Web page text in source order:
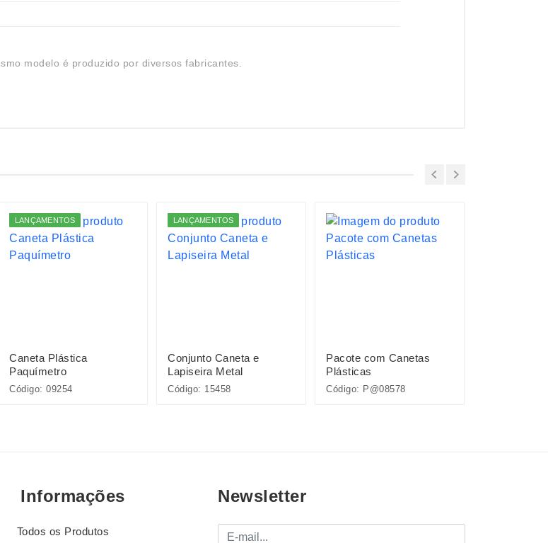
modelo é produzido por diversos fabricantes.
LANÇAMENTOS
Caneta Plástica
Paquímetro
Código: 09254
LANÇAMENTOS
Conjunto Caneta e
Lapiseira Metal
Código: 15458
Pacote com Canetas
Plásticas
Código: P@08578
Informações
Todos os Produtos
Newsletter
E-mail